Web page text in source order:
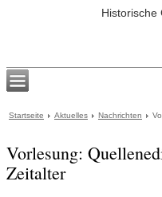
Historische
Startseite Aktuelles Nachrichten
Vorlesung:
Zeitalter